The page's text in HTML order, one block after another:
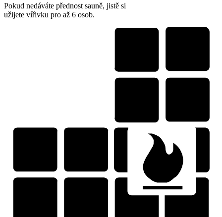
Pokud nedáváte přednost sauně, jistě si
užijete vířivku pro až 6 osob.